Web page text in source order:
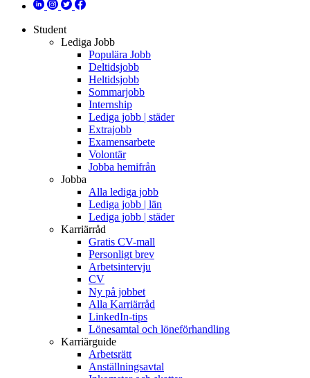
Student
Lediga Jobb
Populära Jobb
Deltidsjobb
Heltidsjobb
Sommarjobb
Internship
Lediga jobb | städer
Extrajobb
Examensarbete
Volontär
Jobba hemifrån
Jobba
Alla lediga jobb
Lediga jobb | län
Lediga jobb | städer
Karriärråd
Gratis CV-mall
Personligt brev
Arbetsintervju
CV
Ny på jobbet
Alla Karriärråd
LinkedIn-tips
Lönesamtal och löneförhandling
Karriärguide
Arbetsrätt
Anställningsavtal